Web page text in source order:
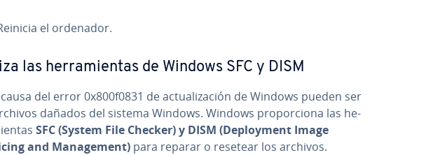
el ordenador.
las he­rra­mie­n­tas de Windows SFC y DISM
del error 0x800f0831 de ac­tua­li­za­ción de Windows pueden ser
dañados del sistema Windows. Windows pro­po­r­cio­na las he­
SFC (System File Checker) y DISM (De­plo­y­me­nt Image
and Ma­na­ge­me­nt) para reparar o resetear los archivos.